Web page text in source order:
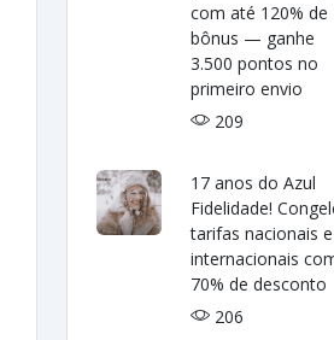
com até 120% de
bônus — ganhe
3.500 pontos no
primeiro envio
209
17 anos do Azul
Fidelidade!
tarifas nacionais e
internacionais
70% de desconto
206